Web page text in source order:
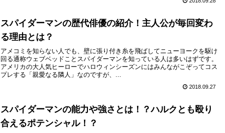
スパイダーマンの歴代俳優の紹介！主人公が毎回変わ
る理由とは？
アメコミを知らない人でも、壁に張り付き糸を飛ばしてニューヨークを駆け
回る通称ウェブベッドことスパイダーマンを知っている人は多いはずです。
アメリカの大人気ヒーローでハロウィンシーズンにはみんながこぞってコス
プレする「親愛なる隣人」なのですが、...
2018.09.27
スパイダーマンの能力や強さとは！？ハルクとも殴り
合えるポテンシャル！？